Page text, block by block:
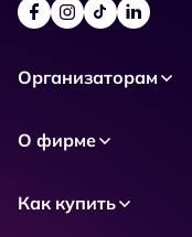
Организаторам
О фирме
Как купить